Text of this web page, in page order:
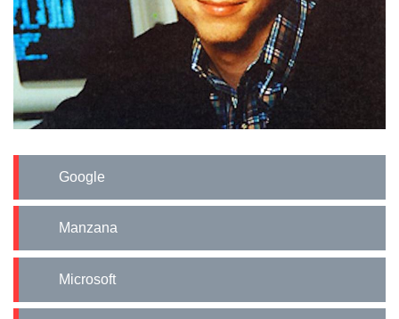
Google
Manzana
Microsoft